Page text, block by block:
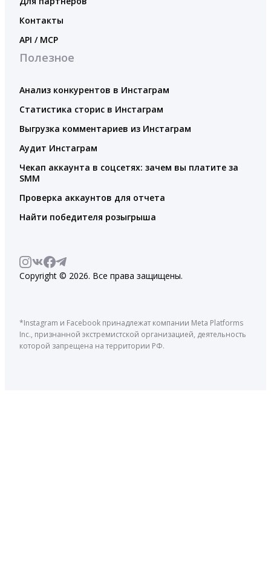
Контакты
API / MCP
Полезное
Анализ конкурентов в Инстаграм
Статистика сторис в Инстаграм
Выгрузка комментариев из Инстаграм
Аудит Инстаграм
Чекап аккаунта в соцсетях: зачем вы платите за
SMM
Проверка аккаунтов для отчета
Найти победителя розыгрыша
Copyright © 2026. Все права защищены.
*Instagram и Facebook принадлежат компании Meta Platforms
Inc., признанной экстремистской организацией, деятельность
которой запрещена на территории РФ.